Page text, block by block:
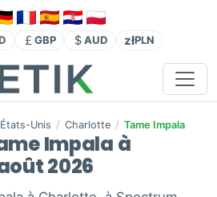
GBP AUD złPLN
États-Unis / Charlotte / Tame Impala
Impala à
2026